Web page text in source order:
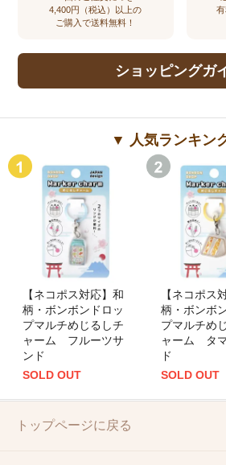
4,400円（税込）以上の
ご購入で送料無料！
ショッピングガ
▼ 人気ランキン
【ネコポス対応】和
柄・ボンボンドロッ
プマルチめじるしチ
ャーム フルーツサ
ンド
SOLD OUT
【ネコポス
柄・ボンボ
プマルチめ
ャーム タ
ド
SOLD OUT
トップページに戻る